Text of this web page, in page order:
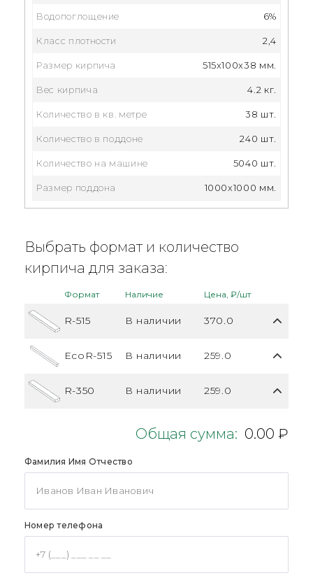
Водопоглощение 6%
Класс плотности 2,4
Размер кирпича 515x100x38 мм.
Вес кирпича 4.2 кг.
Количество в кв. метре 38 шт.
Количество в поддоне 240 шт.
Количество на машине 5040 шт.
Размер поддона 1000х1000 мм.
Выбрать формат и количество
кирпича для заказа:
Формат Наличие Цена, ₽/шт
R-515 В наличии 370.0
EcoR-515 В наличии 259.0
R-350 В наличии 259.0
Общая сумма: 0.00 ₽
Фамилия Имя Отчество
Номер телефона